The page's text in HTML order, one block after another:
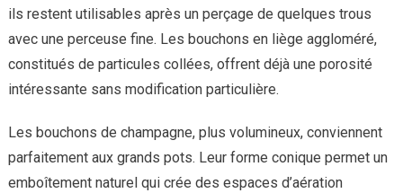
ils restent utilisables après un perçage de quelques trous
avec une perceuse fine. Les bouchons en liège aggloméré,
constitués de particules collées, offrent déjà une porosité
intéressante sans modification particulière.
Les bouchons de champagne, plus volumineux, conviennent
parfaitement aux grands pots. Leur forme conique permet un
emboîtement naturel qui crée des espaces d’aération